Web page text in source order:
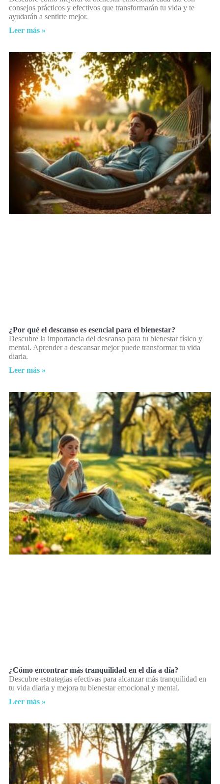
consejos prácticos y efectivos que transformarán tu vida y te
ayudarán a sentirte mejor.
Leer más »
¿Por qué el descanso es esencial para el bienestar?
Descubre la importancia del descanso para tu bienestar físico y
mental. Aprender a descansar mejor puede transformar tu vida
diaria.
Leer más »
¿Cómo encontrar más tranquilidad en el día a día?
Descubre estrategias efectivas para alcanzar más tranquilidad en
tu vida diaria y mejora tu bienestar emocional y mental.
Leer más »